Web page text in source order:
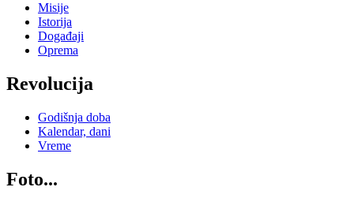
Misije
Istorija
Događaji
Oprema
Revolucija
Godišnja doba
Kalendar, dani
Vreme
Foto...